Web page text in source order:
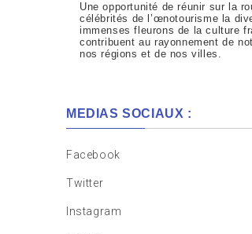
Une opportunité de réunir sur la
célébrités de l’œnotourisme la
immenses fleurons de la culture
contribuent au rayonnement de
nos régions et de nos villes.
MEDIAS SOCIAUX :
Facebook
Twitter
Instagram